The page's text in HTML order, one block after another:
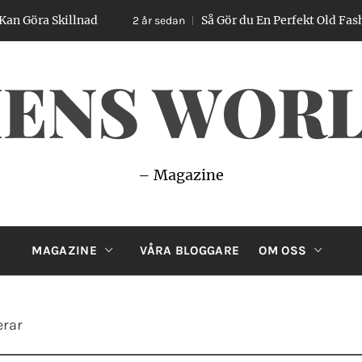
Skillnad 2 år sedan Så Gör du En Perfekt Old
– Magazine
MAGAZINE VÅRA BLOGGARE OM OSS